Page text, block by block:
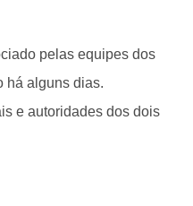
pelas equipes dos
há alguns dias.
e autoridades dos dois